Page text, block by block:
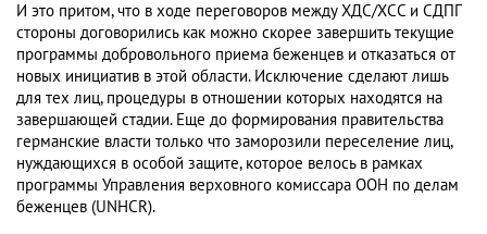
И это притом, что в ходе переговоров между ХДС/ХСС и СДПГ
стороны договорились как можно скорее завершить текущие
программы добровольного приема беженцев и отказаться от
новых инициатив в этой области. Исключение сделают лишь
для тех лиц, процедуры в отношении которых находятся на
завершающей стадии. Еще до формирования правительства
германские власти только что заморозили переселение лиц,
нуждающихся в особой защите, которое велось в рамках
программы Управления верховного комиссара ООН по делам
беженцев (UNHCR).